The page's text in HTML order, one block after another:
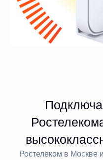
Ростелеком в Москве